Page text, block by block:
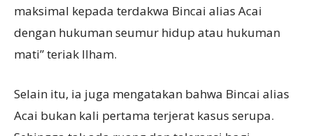
maksimal kepada terdakwa Bincai alias Acai
dengan hukuman seumur hidup atau hukuman
mati” teriak Ilham.
Selain itu, ia juga mengatakan bahwa Bincai alias
Acai bukan kali pertama terjerat kasus serupa.